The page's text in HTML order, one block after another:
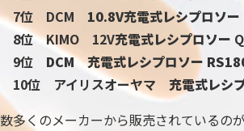
7位 DCM 10.8V充電式レシプロソー
8位 KIMO 12V充電式レシプロソー
9位 DCM充電式レシプロソー
10位 アイリスオーヤマ 充電式レシ
数多くのメーカーから販売されているの